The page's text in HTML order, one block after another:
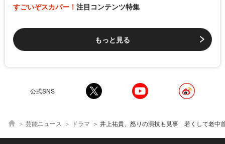
すごいぞスカパー！ 注目コンテンツ特集
もっと見る
公式SNS
芸能ニュース ドラマ 井上祐貴、怒りの演技も見事 若くして老中首座に上り詰めた“松平定信”を魅力ある人物にする好演＜べ